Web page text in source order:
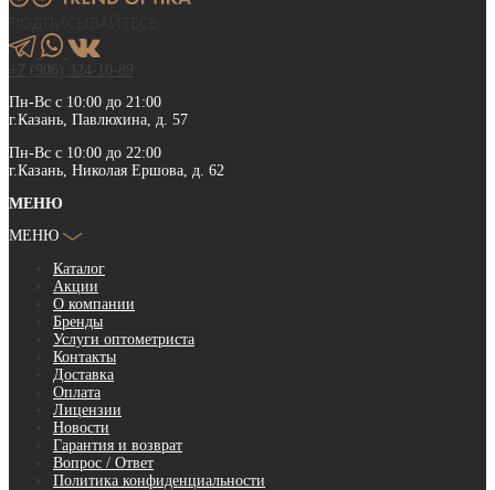
+7 (906) 324-10-89
Пн-Вс с 10:00 до 21:00
г.Казань, Павлюхина, д. 57
Пн-Вс с 10:00 до 22:00
г.Казань, Николая Ершова, д. 62
МЕНЮ
МЕНЮ
Каталог
Акции
О компании
Бренды
Услуги оптометриста
Контакты
Доставка
Оплата
Лицензии
Новости
Гарантия и возврат
Вопрос / Ответ
Политика конфиденциальности